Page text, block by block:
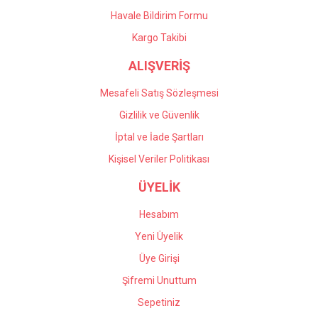
Gönder
Havale Bildirim Formu
Kargo Takibi
ALIŞVERİŞ
Mesafeli Satış Sözleşmesi
Gizlilik ve Güvenlik
İptal ve İade Şartları
Kişisel Veriler Politikası
ÜYELİK
Hesabım
Yeni Üyelik
Üye Girişi
Şifremi Unuttum
Sepetiniz